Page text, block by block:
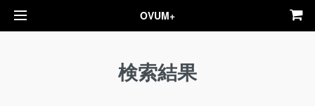
OVUM+
検索結果